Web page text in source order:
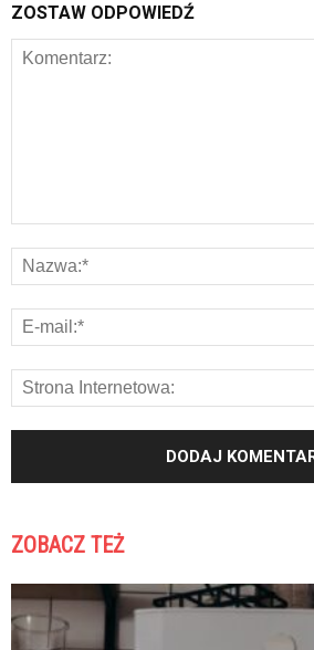
ZOSTAW ODPOWIEDŹ
ZOBACZ TEŻ